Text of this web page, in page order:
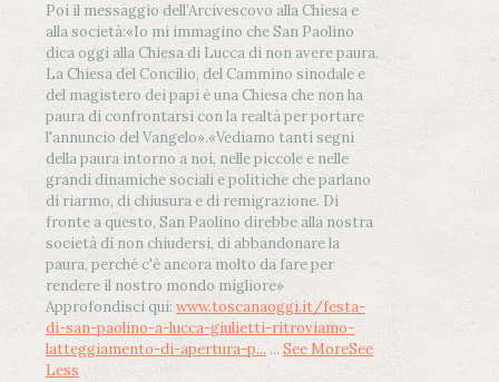
Poi il messaggio dell’Arcivescovo alla Chiesa e
alla società:«Io mi immagino che San Paolino
dica oggi alla Chiesa di Lucca di non avere paura.
La Chiesa del Concilio, del Cammino sinodale e
del magistero dei papi è una Chiesa che non ha
paura di confrontarsi con la realtà per portare
l'annuncio del Vangelo».«Vediamo tanti segni
della paura intorno a noi, nelle piccole e nelle
grandi dinamiche sociali e politiche che parlano
di riarmo, di chiusura e di remigrazione. Di
fronte a questo, San Paolino direbbe alla nostra
società di non chiudersi, di abbandonare la
paura, perché c'è ancora molto da fare per
rendere il nostro mondo migliore»
Approfondisci qui: www.toscanaoggi.it/festa-
di-san-paolino-a-lucca-giulietti-ritroviamo-
latteggiamento-di-apertura-p... ... See MoreSee
Less